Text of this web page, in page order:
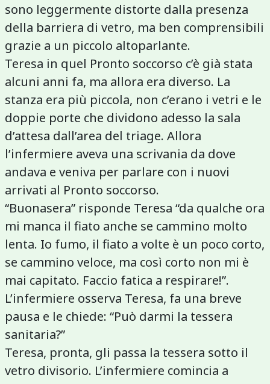
sono leggermente distorte dalla presenza
della barriera di vetro, ma ben comprensibili
grazie a un piccolo altoparlante.
Teresa in quel Pronto soccorso c’è già stata
alcuni anni fa, ma allora era diverso. La
stanza era più piccola, non c’erano i vetri e le
doppie porte che dividono adesso la sala
d’attesa dall’area del triage. Allora
l’infermiere aveva una scrivania da dove
andava e veniva per parlare con i nuovi
arrivati al Pronto soccorso.
“Buonasera” risponde Teresa “da qualche ora
mi manca il fiato anche se cammino molto
lenta. Io fumo, il fiato a volte è un poco corto,
se cammino veloce, ma così corto non mi è
mai capitato. Faccio fatica a respirare!”.
L’infermiere osserva Teresa, fa una breve
pausa e le chiede: “Può darmi la tessera
sanitaria?”
Teresa, pronta, gli passa la tessera sotto il
vetro divisorio. L’infermiere comincia a